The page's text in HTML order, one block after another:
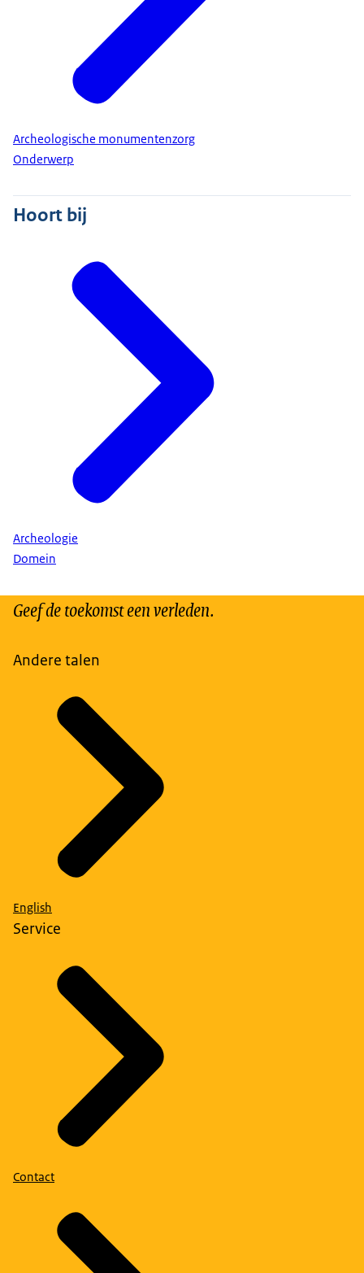
Archeologische monumentenzorg
Onderwerp
Hoort bij
Archeologie
Domein
Geef de toekomst een verleden.
Andere talen
English
Service
Contact